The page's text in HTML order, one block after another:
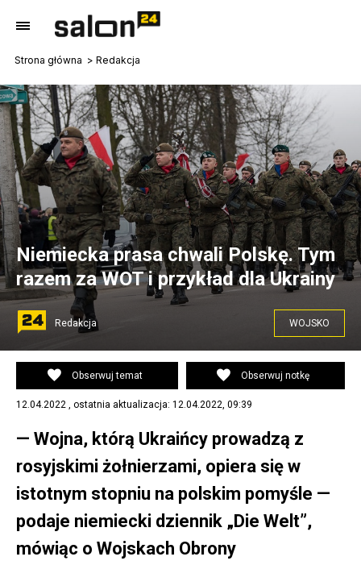
Strona główna Redakcja
źródło: Flickr / Ministerstwo Obrony Narodowej
Niemiecka prasa chwali Polskę. Tym
razem za WOT i przykład dla Ukrainy
Redakcja WOJSKO
Obserwuj temat Obserwuj notkę
12.04.2022 , ostatnia aktualizacja: 12.04.2022, 09:39
— Wojna, którą Ukraińcy prowadzą z
rosyjskimi żołnierzami, opiera się w
istotnym stopniu na polskim pomyśle —
podaje niemiecki dziennik „Die Welt”,
mówiąc o Wojskach Obrony